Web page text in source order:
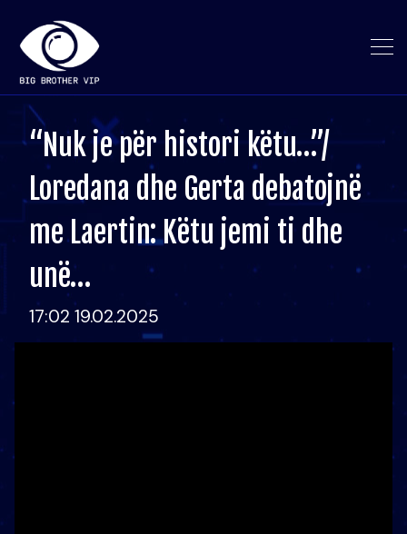
“Nuk je për histori këtu…”/
Loredana dhe Gerta debatojnë
me Laertin: Këtu jemi ti dhe
unë…
17:02 19.02.2025